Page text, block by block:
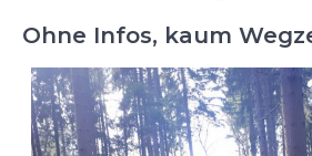
Ohne Infos, kaum